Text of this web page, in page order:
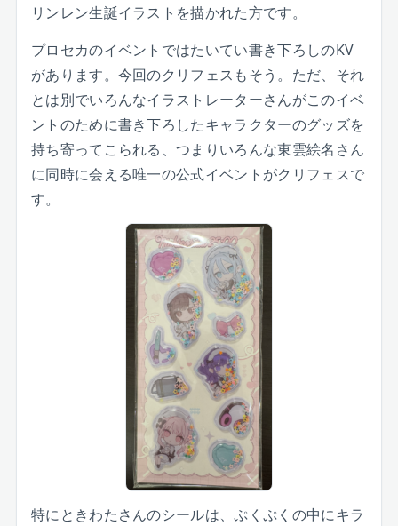
リンレン生誕イラストを描かれた方です。
プロセカのイベントではたいてい書き下ろしのKV
があります。今回のクリフェスもそう。ただ、それ
とは別でいろんなイラストレーターさんがこのイベ
ントのために書き下ろしたキャラクターのグッズを
持ち寄ってこられる、つまりいろんな東雲絵名さん
に同時に会える唯一の公式イベントがクリフェスで
す。
特にときわたさんのシールは、ぷくぷくの中にキラ